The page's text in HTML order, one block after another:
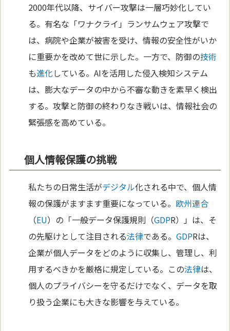
2000年代以降、サイバー攻撃は一層巧妙化してい
る。有名な「ワナクライ」ランサムウェア攻撃で
は、病院や企業が被害を受け、情報の安全性がいか
に重要かを改めて世に示した。一方で、防御の技術
も進化している。AIを活用した侵入検知システム
は、膨大なデータの中から不審な動きを素早く検出
する。攻撃と防御の終わりなき戦いは、情報社会の
緊張感を高めている。
個人情報保護の挑戦
私たちの日常生活がデジタル化される中で、個人情
報の保護がますます重要になっている。 欧州連合
（EU）の「一般データ保護規則（GDPR）」は、そ
の先駆けとして注目される法律である。GDPRは、
企業が個人データをどのように収集し、管理し、利
用するべきかを厳格に規定している。この法律は、
個人のプライバシーを守るだけでなく、データを取
り扱う企業にも大きな影響を与えている。